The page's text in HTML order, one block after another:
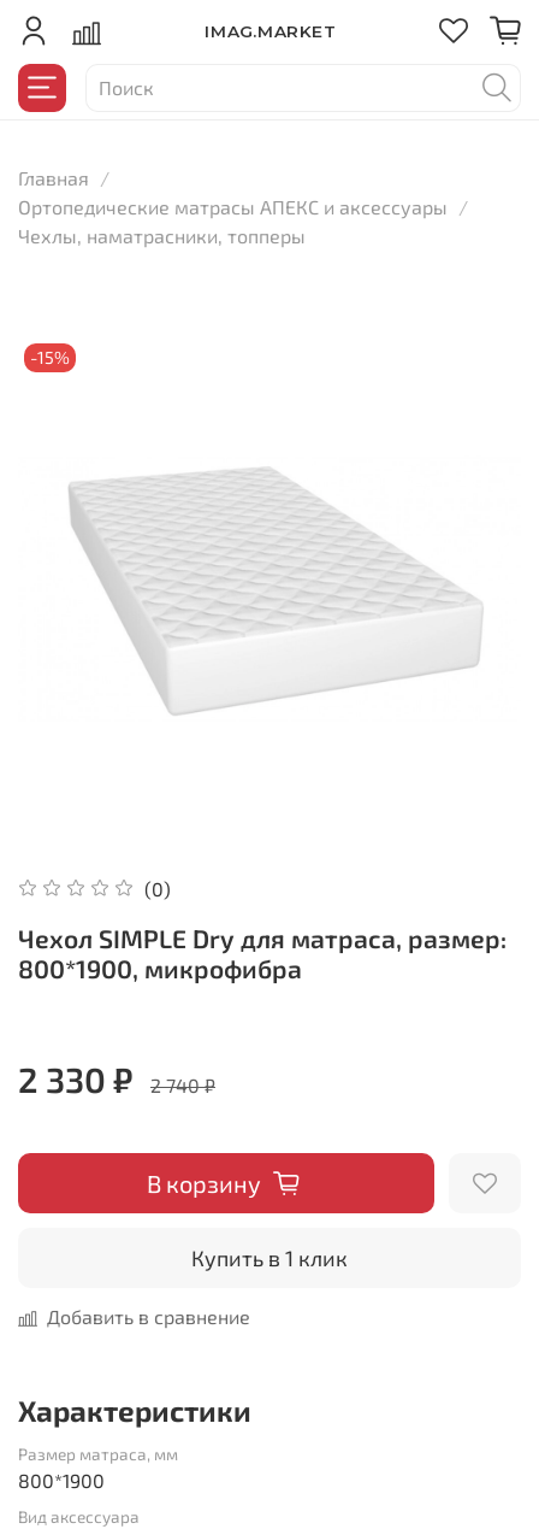
IMAG.MARKET
Главная
Ортопедические матрасы АПЕКС и аксессуары
Чехлы, наматрасники, топперы
-15%
(0)
Чехол SIMPLE Dry для матраса, размер:
800*1900, микрофибра
2 330 ₽ 2 740 ₽
В корзину
Купить в 1 клик
Добавить в сравнение
Характеристики
Размер матраса, мм
800*1900
Вид аксессуара